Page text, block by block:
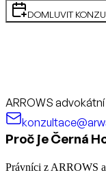
DOMLUVIT
ARROWS
Proč je Černá
Právníci z ARROWS